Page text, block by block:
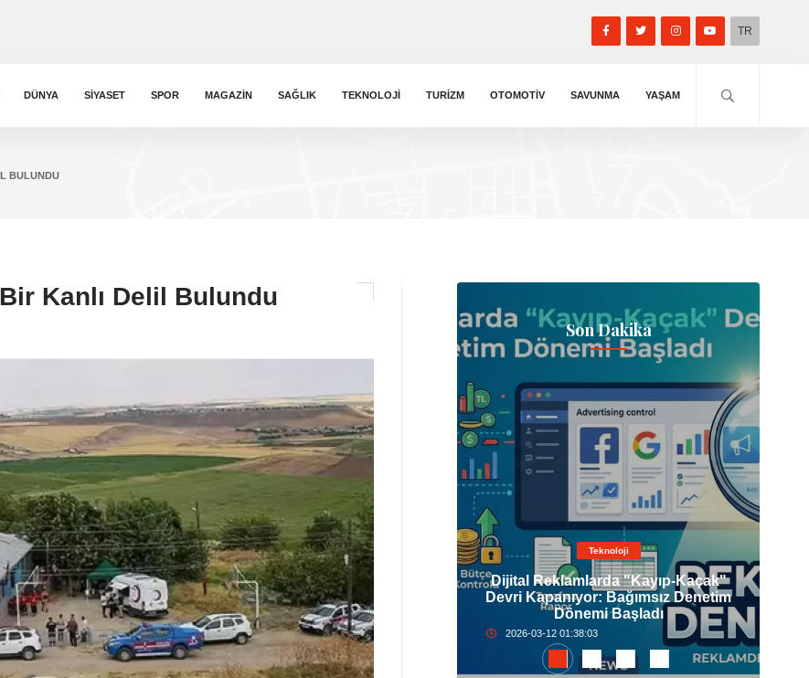
TR
DÜNYA SIYASET SPOR MAGAZIN SAĞLIK TEKNOLOJI TURIZM OTOMOTIV SAVUNMA YAŞAM
BULUNDU
Kanlı Delil Bulundu
Son Dakika
Gündem
Benzine dev zam kapıda: tarih belli
oldu!
2026-01-15 10:43:48
Teknoloji
Dijital Reklamlarda "Kayıp-Kaçak"
Devri Kapanıyor: Bağımsız Denetim
Dönemi Başladı
2026-03-12 01:38:03